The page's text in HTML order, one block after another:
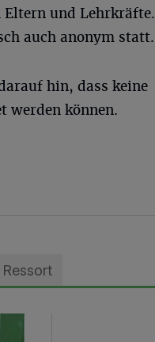
Eltern und Lehrkräfte.
auch anonym statt.
hin, dass keine
werden können.